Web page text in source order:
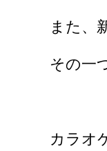
また、
その一
カラオ